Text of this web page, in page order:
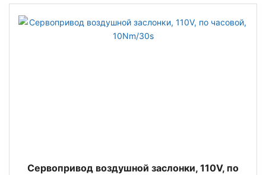
Сервопривод воздушной заслонки, 110V, по